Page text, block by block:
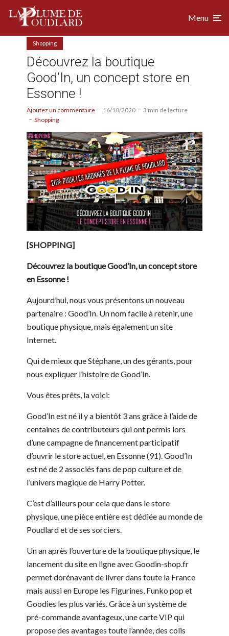
Menu
Shopping
Découvrez la boutique
Good’In, un concept store en
Essonne !
Ajoutez un commentaire 16/10/2020
3 min de lecture
Shopping
[SHOPPING]
Découvrez la boutique Good’In, un concept store
en Essonne !
Aujourd’hui, nous vous présentons un nouveau
partenaire : Good’In. Un nom facile à retenir, une
boutique physique, mais également un site
Internet.
Qui de mieux que Stéphane, un des gérants, pour
nous expliquer l’histoire de Good’In.
Vous êtes prêts, la voici:
Good’In est né il y a bientôt 3 ans grâce à l’aide de
centaines de contributeurs qui ont permis lors
d’une campagne de financement participatif
d’ouvrir le store actuel, en Essonne (91). Good’In
est né de 2 associés fans de pop culture et de
l’univers magique de Harry Potter.
C’est d’ailleurs pour cela que dans le store
physique, une pièce entière est dédiée au monde de
Poudlard et de ses sorciers.
Un an après l’ouverture de la boutique physique, le
lancement du site en ligne avec Goodin-shop.fr
permet dorénavant de livrer dans toute la France
mais aussi en Europe les Figurines, Funko pop et
Goodies les plus variés. Grâce à un système de
pré-commande avantageux, une carte VIP qui
propose des avantages toute l’année, des colis